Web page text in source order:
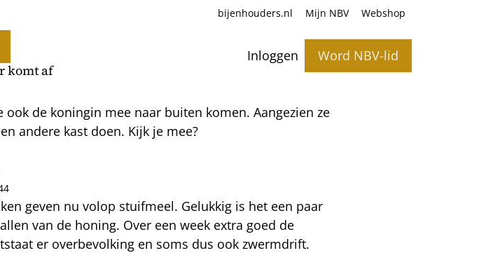
Inloggen Word NBV-lid
bijenhouders.nl Mijn NBV Webshop
komt af
de koningin mee naar buiten komen. Aangezien ze
andere kast doen. Kijk je mee?
geven nu volop stuifmeel. Gelukkig is het een paar
van de honing. Over een week extra goed de
er overbevolking en soms dus ook zwermdrift.